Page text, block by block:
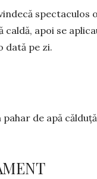
spectaculos
apoi se
dată pe zi.
de apă